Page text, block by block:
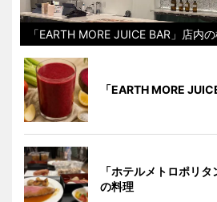
「EARTH MORE JUICE BAR」店内
「EARTH MORE
「ホテルメトロポリ
の料理